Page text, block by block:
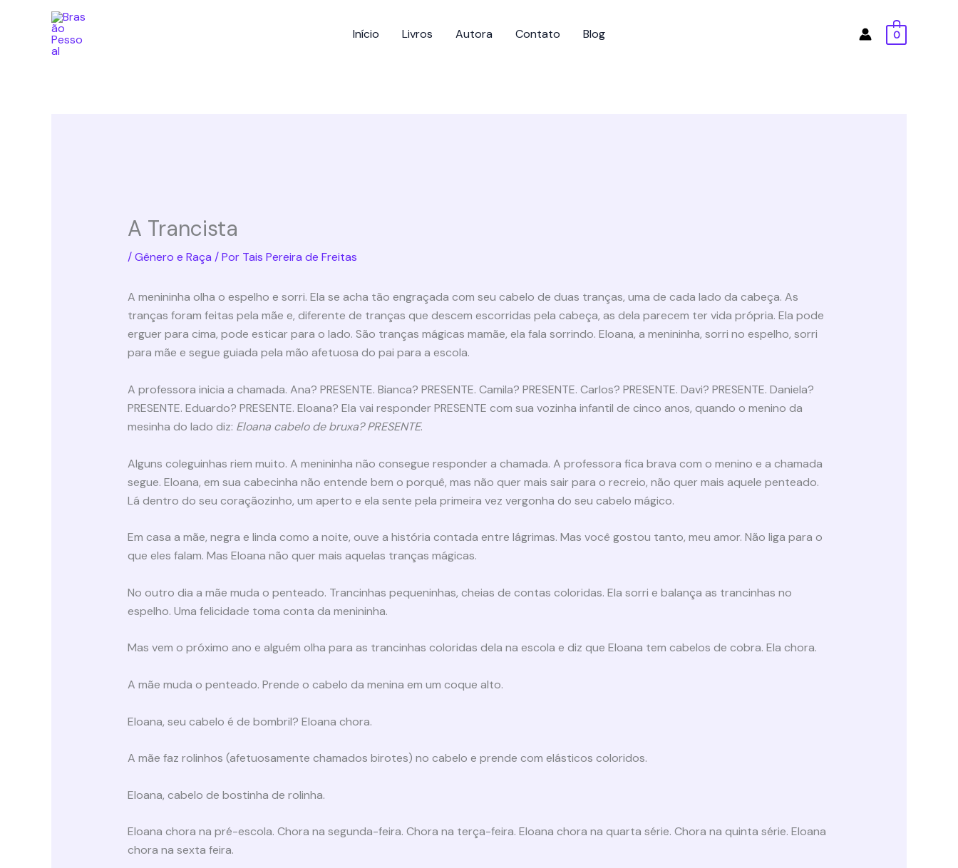
Início Livros Autora Contato Blog 0
A Trancista
/Gênero e Raça / Por Tais Pereira de Freitas
A menininha olha o espelho e sorri. Ela se acha tão engraçada com seu cabelo de duas tranças, uma de cada lado da cabeça. As
tranças foram feitas pela mãe e, diferente de tranças que descem escorridas pela cabeça, as dela parecem ter vida própria. Ela pode
erguer para cima, pode esticar para o lado. São tranças mágicas mamãe, ela fala sorrindo. Eloana, a menininha, sorri no espelho, sorri
para mãe e segue guiada pela mão afetuosa do pai para a escola.
A professora inicia a chamada. Ana? PRESENTE. Bianca? PRESENTE. Camila? PRESENTE. Carlos? PRESENTE. Davi? PRESENTE. Daniela?
PRESENTE. Eduardo? PRESENTE. Eloana? Ela vai responder PRESENTE com sua vozinha infantil de cinco anos, quando o menino da
mesinha do lado diz: Eloana cabelo de bruxa? PRESENTE.
Alguns coleguinhas riem muito. A menininha não consegue responder a chamada. A professora fica brava com o menino e a chamada
segue. Eloana, em sua cabecinha não entende bem o porquê, mas não quer mais sair para o recreio, não quer mais aquele penteado.
Lá dentro do seu coraçãozinho, um aperto e ela sente pela primeira vez vergonha do seu cabelo mágico.
Em casa a mãe, negra e linda como a noite, ouve a história contada entre lágrimas. Mas você gostou tanto, meu amor. Não liga para o
que eles falam. Mas Eloana não quer mais aquelas tranças mágicas.
No outro dia a mãe muda o penteado. Trancinhas pequeninhas, cheias de contas coloridas. Ela sorri e balança as trancinhas no
espelho. Uma felicidade toma conta da menininha.
Mas vem o próximo ano e alguém olha para as trancinhas coloridas dela na escola e diz que Eloana tem cabelos de cobra. Ela chora.
A mãe muda o penteado. Prende o cabelo da menina em um coque alto.
Eloana, seu cabelo é de bombril? Eloana chora.
A mãe faz rolinhos (afetuosamente chamados birotes) no cabelo e prende com elásticos coloridos.
Eloana, cabelo de bostinha de rolinha.
Eloana chora na pré-escola. Chora na segunda-feira. Chora na terça-feira. Eloana chora na quarta série. Chora na quinta série. Eloana
chora na sexta feira.